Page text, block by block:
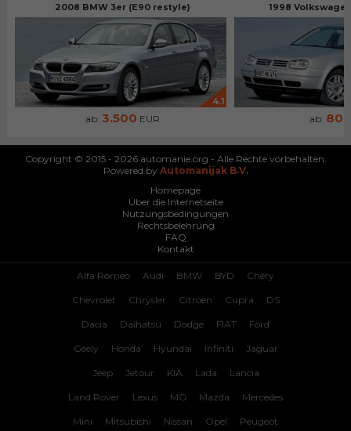
2008 BMW 3er (E90 restyle)
4.1
ab: 3.500 EUR
1998
ab: 800
Copyright © 2015 - 2026 automanie.org - Alle Rechte vorbehalten.
Powered by Automanijak B.V.
Homepage
Über die Internetseite
Nutzungsbedingungen
Rechtsbelehrung
FAQ
Kontakt
Alfa Romeo Audi BMW BYD Chery
Chevrolet Chrysler Citroen Cupra DS
Dacia Daihatsu Dodge FIAT Ford
Geely Honda Hyundai Infiniti Jaguar
Jeep Jetour KIA Lada Lancia
Land Rover Lexus MG Mazda Mercedes
Mini Mitsubishi Nissan Opel Peugeot